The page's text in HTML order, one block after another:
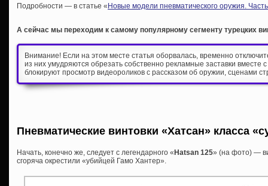
Подробности — в статье « Новые модели пневматического оружия.
А сейчас мы переходим к самому популярному сегменту турецких
Внимание! Если на этом месте статья оборвалась, временно
из них умудряются обрезать собственно рекламные заставки вместе
блокируют просмотр видеороликов с рассказом об оружии, сценами
Пневматические винтовки «Хатсан» класса
Начать, конечно же, следует с легендарного « Hatsan 125» (на фото) —
сгоряча окрестили «убийцей Гамо Хантер».